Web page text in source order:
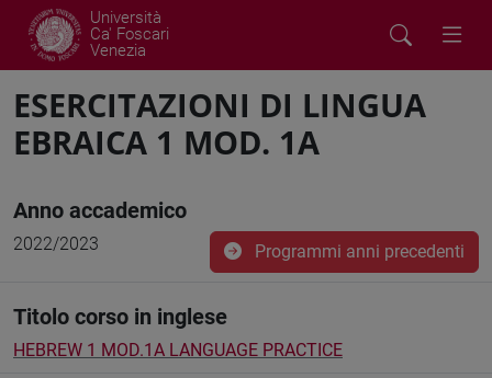
Università
Ca' Foscari
Venezia
ESERCITAZIONI DI LINGUA
EBRAICA 1 MOD. 1A
Anno accademico
2022/2023 Programmi anni precedenti
Titolo corso in inglese
HEBREW 1 MOD.1A LANGUAGE PRACTICE